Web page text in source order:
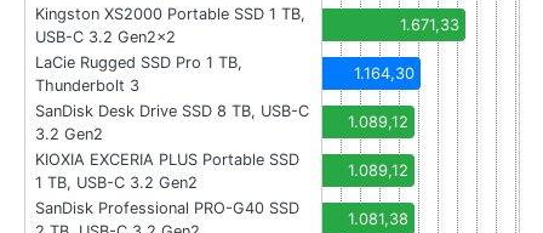
Kingston XS2000 Portable SSD 1 TB,
USB-C 3.2 Gen2x2
1.671,33
LaCie Rugged SSD Pro 1 TB,
Thunderbolt 3
1.164,30
SanDisk Desk Drive SSD 8 TB, USB-C
3.2 Gen2
1.089,12
KIOXIA EXCERIA PLUS Portable SSD
1 TB, USB-C 3.2 Gen2
1.089,12
SanDisk Professional PRO-G40 SSD
1.081,38